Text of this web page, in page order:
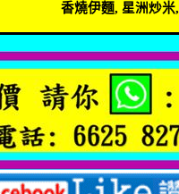
香燒伊麵, 星洲炒米,